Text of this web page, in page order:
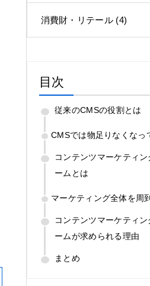
消費財・リテール (4)
目次
従来のCMSの役割とは
CMSでは物足りなくなっ
コンテンツマーケティ
ームとは
マーケティング全体を周
コンテンツマーケティ
ームが求められる理由
まとめ